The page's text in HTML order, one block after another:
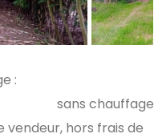
:
sans chauffage
vendeur, hors frais de